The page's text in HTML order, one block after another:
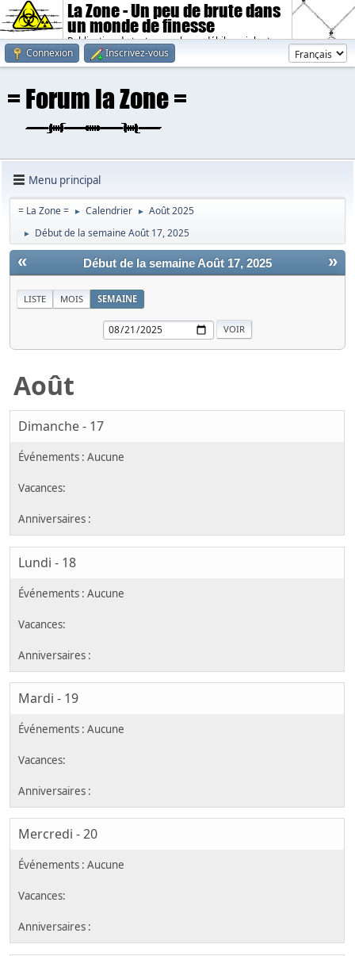
La Zone - Un peu de brute dans
un monde de finesse
Publication de textes sombres, débiles, violents.
Connexion
Inscrivez-vous
Menu principal
= La Zone = ► Calendrier ► Août 2025
► Début de la semaine Août 17, 2025
« »
Début de la semaine Août 17, 2025
LISTE MOIS SEMAINE
Août
Dimanche - 17
Lundi - 18
Mardi - 19
Mercredi - 20